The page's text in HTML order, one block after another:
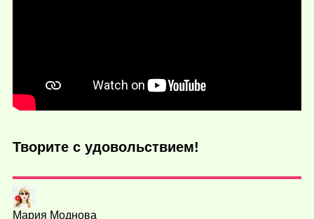
Творите с удовольствием!
Мария Моднова